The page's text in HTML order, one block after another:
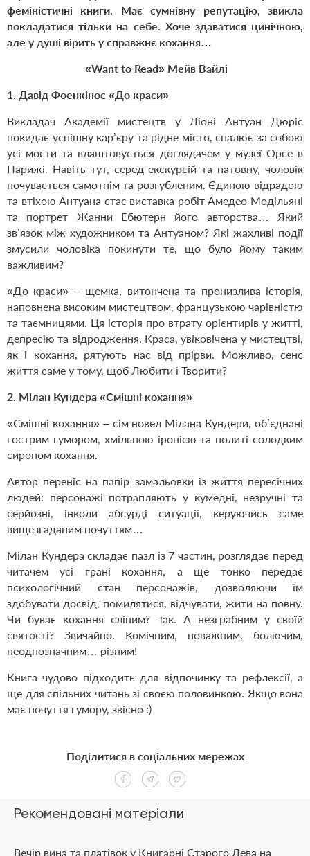
феміністичні книги. Має сумнівну репутацію, звикла
покладатися тільки на себе. Хоче здаватися цинічною,
але у душі вірить у справжнє кохання…
«Want to Read» Мейв Вайлі
1. Давід Фоенкінос «До краси»
Викладач Академії мистецтв у Ліоні Антуан Дюріс
покидає успішну кар’єру та рідне місто, спалює за собою
усі мости та влаштовується доглядачем у музеї Орсе в
Парижі. Навіть тут, серед екскурсій та натовпу, чоловік
почувається самотнім та розгубленим. Єдиною відрадою
та втіхою Антуана стає виставка робіт Амедео Модільяні
та портрет Жанни Ебютерн його авторства… Який
зв’язок між художником та Антуаном? Які жахливі події
змусили чоловіка покинути те, що було йому таким
важливим?
«До краси» – щемка, витончена та пронизлива історія,
наповнена високим мистецтвом, французькою чарівністю
та таємницями. Ця історія про втрату орієнтирів у житті,
депресію та відродження. Краса, увіковічена у мистецтві,
як і кохання, рятують нас від прірви. Можливо, сенс
життя саме у тому, щоб Любити і Творити?
2. Мілан Кундера «Смішні кохання»
«Смішні кохання» – сім новел Мілана Кундери, об’єднані
гострим гумором, хмільною іронією та политі солодким
сиропом кохання.
Автор переніс на папір замальовки із життя пересічних
людей: персонажі потрапляють у кумедні, незручні та
серйозні, інколи абсурді ситуації, керуючись саме
вищезгаданим почуттям…
Мілан Кундера складає пазл із 7 частин, розглядає перед
читачем усі грані кохання, а ще тонко передає
психологічний стан персонажів, дозволяючи їм
здобувати досвід, помилятися, відчувати, жити на повну.
Чи буває кохання сліпим? Так. А незграбним у своїй
святості? Звичайно. Комічним, поважним, болючим,
неоднозначним… різним!
Книга чудово підходить для відпочинку та рефлексії, а
ще для спільних читань зі своєю половинкою. Якщо вона
має почуття гумору, звісно :)
Рекомендовані матеріали
Вечір вина та платівок у Книгарні Старого Лева на
Поділитися в соціальних мережах